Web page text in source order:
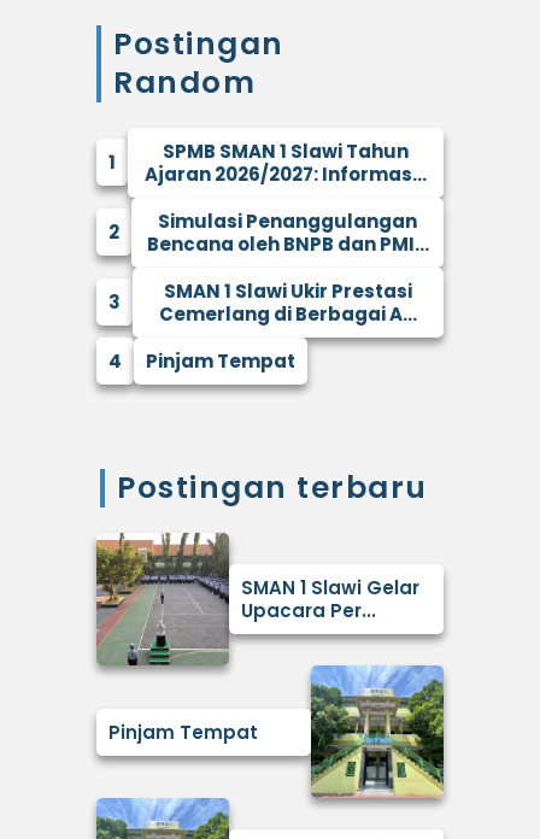
Postingan
Random
1
SPMB SMAN 1 Slawi Tahun
Ajaran 2026/2027: Informas...
2
Simulasi Penanggulangan
Bencana oleh BNPB dan PMI...
3
SMAN 1 Slawi Ukir Prestasi
Cemerlang di Berbagai A...
4
Pinjam Tempat
Postingan terbaru
SMAN 1 Slawi Gelar
Upacara Per...
Pinjam Tempat